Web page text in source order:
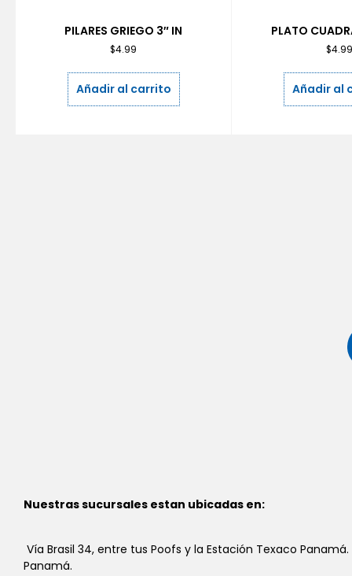
PILARES GRIEGO 3″ IN
$4.99
Añadir al carrito
PLATO
$
Añadir al
Nuestras sucursales estan ubicadas en:
Vía Brasil 34, entre tus Poofs y la Estación Texaco
Panamá.